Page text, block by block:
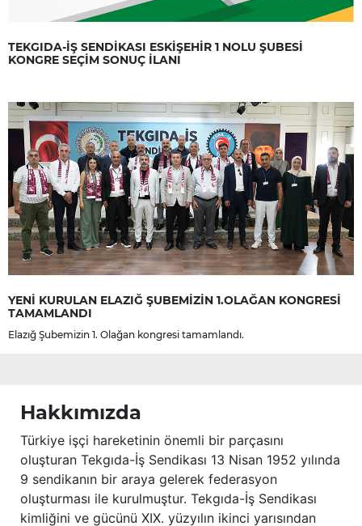
TEKGIDA-İŞ SENDİKASI ESKİŞEHİR 1 NOLU ŞUBESİ
KONGRE SEÇİM SONUÇ İLANI
YENİ KURULAN ELAZIĞ ŞUBEMİZİN 1.OLAĞAN KONGRESİ
TAMAMLANDI
Elazığ Şubemizin 1. Olağan kongresi tamamlandı.
Hakkımızda
Türkiye işçi hareketinin önemli bir parçasını
oluşturan Tekgıda-İş Sendikası 13 Nisan 1952 yılında
9 sendikanın bir araya gelerek federasyon
oluşturması ile kurulmuştur. Tekgıda-İş Sendikası
kimliğini ve gücünü XIX. yüzyılın ikinci yarısından